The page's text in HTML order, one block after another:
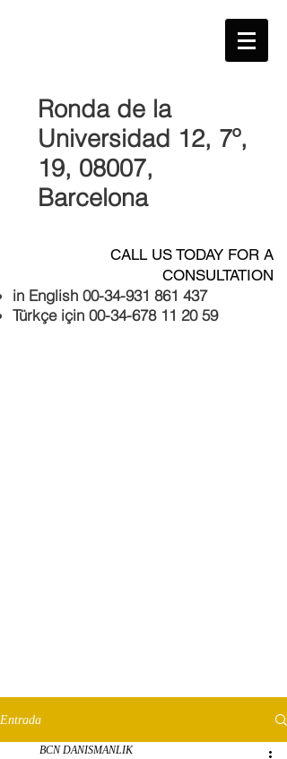
Ronda de la
Universidad 12, 7º,
19, 08007,
Barcelona
CALL US TODAY FOR A
CONSULTATION
in English 00-34-931 861 437
Türkçe için 00-34-678 11 20 59
Entrada
BCN DANISMANLIK